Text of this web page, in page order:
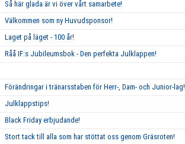
Så här glada är vi över vårt samarbete!
Välkommen som ny Huvudsponsor!
Laget på läget - 100 år!
Råå IF:s Jubileumsbok - Den perfekta Julklappen!
Förändringar i tränarsstaben för Herr-, Dam- och Junior-lag!
Julklappstips!
Black Friday erbjudande!
Stort tack till alla som har stöttat oss genom Gräsroten!